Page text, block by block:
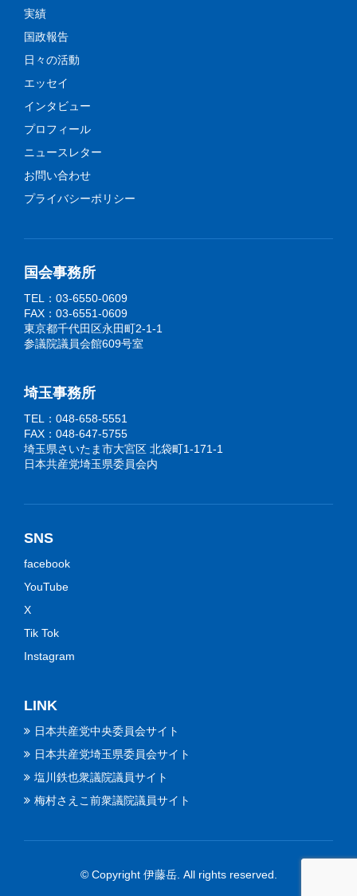
実績
国政報告
日々の活動
エッセイ
インタビュー
プロフィール
ニュースレター
お問い合わせ
プライバシーポリシー
国会事務所
TEL：03-6550-0609
FAX：03-6551-0609
東京都千代田区永田町2-1-1
参議院議員会館609号室
埼玉事務所
TEL：048-658-5551
FAX：048-647-5755
埼玉県さいたま市大宮区 北袋町1-171-1
日本共産党埼玉県委員会内
SNS
facebook
YouTube
X
Tik Tok
Instagram
LINK
日本共産党中央委員会サイト
日本共産党埼玉県委員会サイト
塩川鉄也衆議院議員サイト
梅村さえこ前衆議院議員サイト
© Copyright 伊藤岳. All rights reserved.